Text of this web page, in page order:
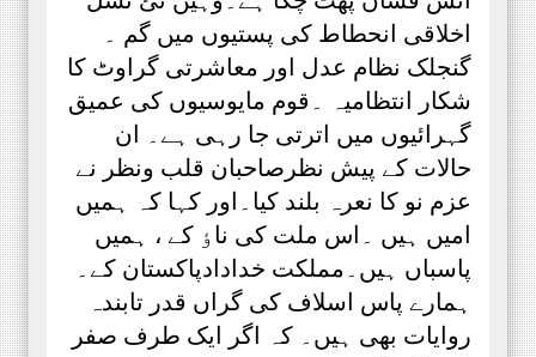
اخلاقی انحطاط کی پستیوں میں گم ۔
گنجلک نظام عدل اور معاشرتی گراوٹ کا
شکار انتظامیہ ۔قوم مایوسیوں کی عمیق
گہرائیوں میں اترتی جا رہی ہے۔ ان
حالات کے پیش نظرصاحبان قلب ونظر نے
عزم نو کا نعرہ بلند کیا۔اور کہا کہ ہمیں
امیں ہیں ۔اس ملت کی ناٶ کے ، ہمیں
پاسباں ہیں۔مملکت خدادادپاکستان کے۔
ہمارے پاس اسلاف کی گراں قدر تابندہ
روایات بھی ہیں۔ کہ اگر ایک طرف صفر